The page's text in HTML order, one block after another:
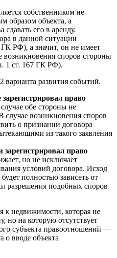
собственником не
образом объекта, а
сдавать его в аренду.
в данной ситуации
ГК РФ), а значит, он не имеет
споров стороны
1 ст. 167 ГК РФ).
развития событий.
право
обе стороны не
возникновения споров
о признании договора
из такого заявления
зарегистрировал право
но не исключает
условий договора. Исход
полностью зависеть от
разрешения подобных споров
к недвижимости, которая не
но на которую отсутствует
субъекта правоотношений —
о вводе объекта